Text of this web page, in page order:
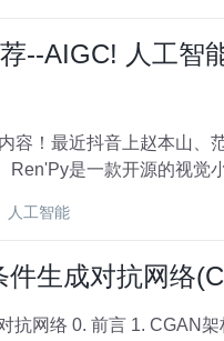
荐--AIGC! 人工
人工智能
生成对抗网络
言 我们已经学习了如何构建生